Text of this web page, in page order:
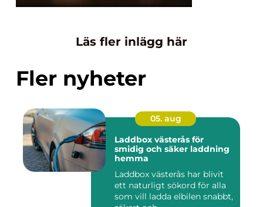
Läs fler inlägg här
Fler nyheter
05. aug
Laddbox västerås för
smidig och säker laddning
hemma
Laddbox västerås har blivit
ett naturligt sökord för alla
som vill ladda elbilen snabbt,